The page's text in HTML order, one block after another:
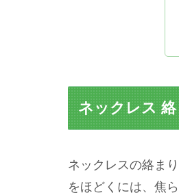
ネックレス
ネックレスの絡ま
をほどくには、焦